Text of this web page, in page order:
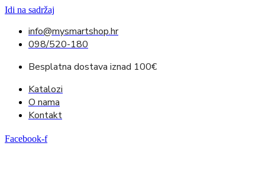
Idi na sadržaj
info@mysmartshop.hr
098/520-180
Besplatna dostava iznad 100€
Katalozi
O nama
Kontakt
Facebook-f